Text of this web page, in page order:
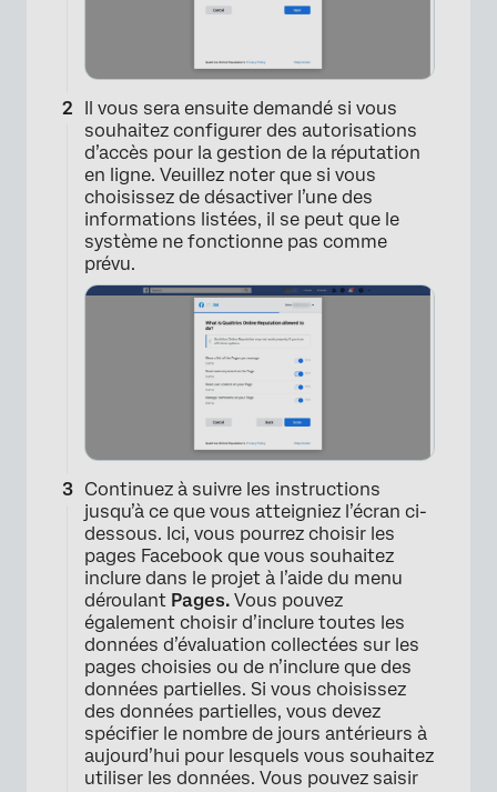
Il vous sera ensuite demandé si vous
souhaitez configurer des autorisations
d’accès pour la gestion de la réputation
en ligne. Veuillez noter que si vous
choisissez de désactiver l’une des
informations listées, il se peut que le
système ne fonctionne pas comme
prévu.
Continuez à suivre les instructions
jusqu’à ce que vous atteigniez l’écran ci-
dessous. Ici, vous pourrez choisir les
pages Facebook que vous souhaitez
inclure dans le projet à l’aide du menu
déroulant Pages. Vous pouvez
également choisir d’inclure toutes les
données d’évaluation collectées sur les
pages choisies ou de n’inclure que des
données partielles. Si vous choisissez
des données partielles, vous devez
spécifier le nombre de jours antérieurs à
aujourd’hui pour lesquels vous souhaitez
utiliser les données. Vous pouvez saisir